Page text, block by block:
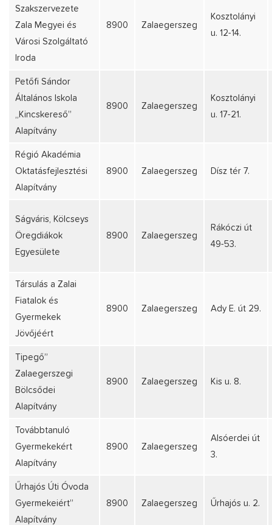
Szakszervezete
Zala Megyei és
Városi Szolgáltató
Iroda
8900 Zalaegerszeg
Kosztolányi
u. 12-14.
Petőfi Sándor
Általános Iskola
„Kincskereső”
Alapítvány
8900 Zalaegerszeg
Kosztolányi
u. 17-21.
Régió Akadémia
Oktatásfejlesztési
Alapítvány
8900 Zalaegerszeg Dísz tér 7.
Ságváris, Kölcseys
Öregdiákok
Egyesülete
8900 Zalaegerszeg
Rákóczi út
49-53.
Társulás a Zalai
Fiatalok és
Gyermekek
Jövőjéért
8900 Zalaegerszeg Ady E. út 29.
Tipegő”
Zalaegerszegi
Bölcsődei
Alapítvány
8900 Zalaegerszeg Kis u. 8.
Továbbtanuló
Gyermekekért
Alapítvány
8900 Zalaegerszeg
Alsóerdei út
3.
Űrhajós Úti Óvoda
Gyermekeiért”
Alapítvány
8900 Zalaegerszeg Űrhajós u. 2.